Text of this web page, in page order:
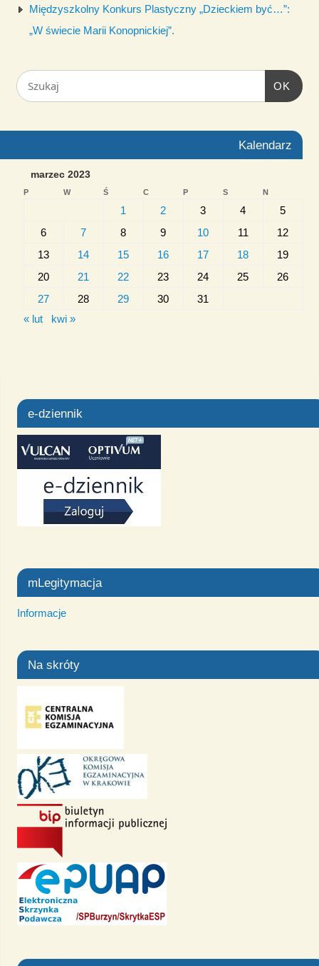
Międzyszkolny Konkurs Plastyczny „Dzieckiem być…”:
„W świecie Marii Konopnickiej”.
OK
Kalendarz
marzec 2023
P W Ś C P S N
1 2 3 4
5
6
7 8 9 10 11
12
13
14 15 16 17 18
19
20
21 22 23 24 25
26
27
28 29 30
31
« lut
kwi »
e-dziennik
mLegitymacja
Informacje
Na skróty